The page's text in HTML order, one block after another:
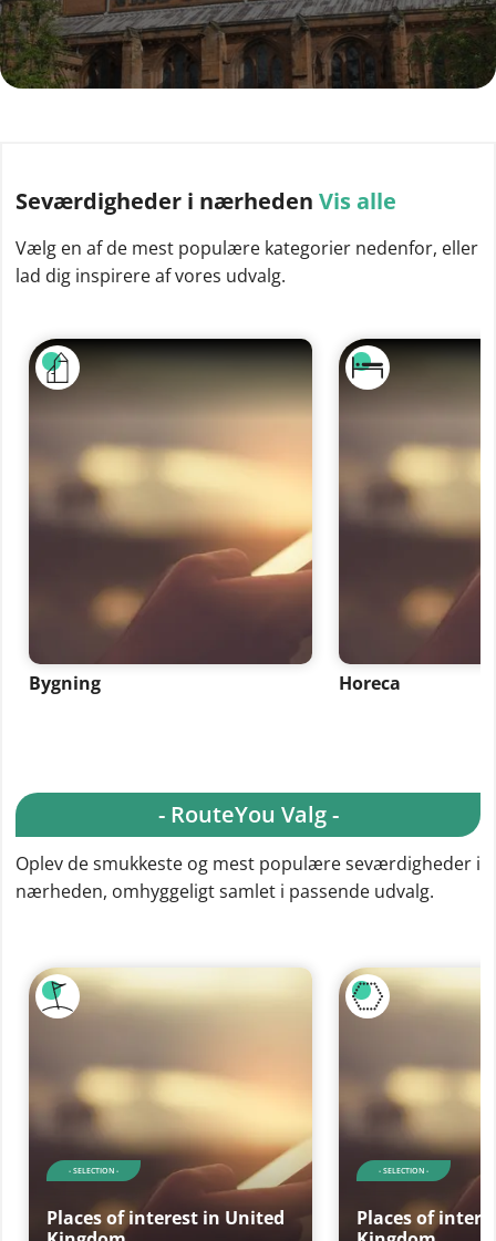
Seværdigheder i nærheden Vis alle
Vælg en af de mest populære kategorier nedenfor, eller
lad dig inspirere af vores udvalg.
Bygning Horeca
- RouteYou Valg -
Oplev de smukkeste og mest populære seværdigheder i
nærheden, omhyggeligt samlet i passende udvalg.
- SELECTION -
Places of interest in United
- SELECTION -
Places of